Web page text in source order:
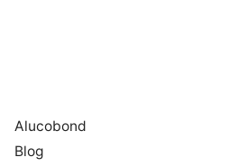
Alucobond
Blog